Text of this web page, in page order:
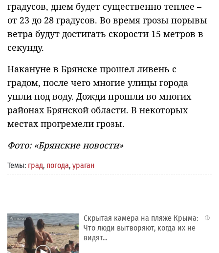
градусов, днем будет существенно теплее –
от 23 до 28 градусов. Во время грозы порывы
ветра будут достигать скорости 15 метров в
секунду.
Накануне в Брянске прошел ливень с
градом, после чего многие улицы города
ушли под воду. Дожди прошли во многих
районах Брянской области. В некоторых
местах прогремели грозы.
Фото: «Брянские новости»
Темы: град, погода, ураган
i
Скрытая камера на пляже Крыма:
Что люди вытворяют, когда их не
видят...